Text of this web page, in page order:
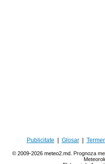
Publicitate Glosar|
© 2009-2026 meteo2.md. Prognoza